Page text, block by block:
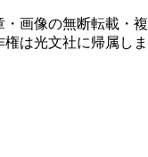
画像の無断転載・複
は光文社に帰属しま